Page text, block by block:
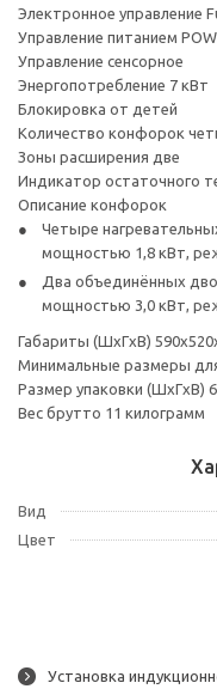
Электронное управление
Управление питанием
Управление сенсорное
Энергопотребление 7 кВт
Блокировка от детей
Количество конфорок
Зоны расширения две
Индикатор остаточного
Описание конфорок
Четыре
мощностью 1,8 кВт,
Два объединённых
мощностью 3,0 кВт,
Габариты (ШxГxВ)
Минимальные размеры
Размер упаковки (ШxГxВ)
Вес брутто 11 килограмм
Вид
Цвет
Установка